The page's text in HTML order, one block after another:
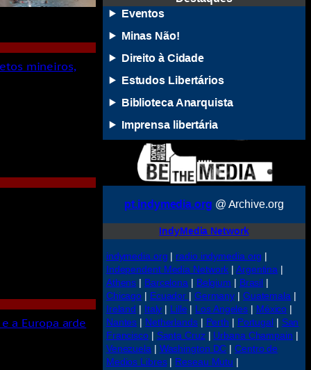
mineiros,
a Europa arde
Eventos
Minas Não!
Direito à Cidade
Estudos Libertários
Biblioteca Anarquista
Imprensa libertária
pt.indymedia.org @ Archive.org
IndyMedia Network
indymedia.org radio.indymedia.org
Independent Media Network |Argentina
Athens
Barcelona Belgium Brasil
Chicago
Ecuador Germany Guatemala|
Ireland
Italy Lille Los Angeles México
Nantes
Netherlands| Perth Portugal
San
Francisco
Santa Cruz| Urbana Champain
Venezuela| Washington DC |Centro de
Medios Libres| Reseau Mutu